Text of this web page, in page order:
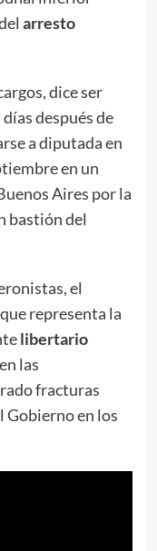
arresto
dice ser
días después de
a diputada en
en un
Aires por la
bastión del
el
representa la
libertario
las
fracturas
Gobierno en los